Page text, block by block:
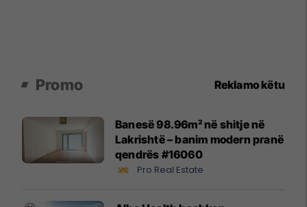
Promo Reklamo këtu
Banesë 98.96m² në shitje në
Lakrishtë – banim modern pranë
qendrës #16060
Pro Real Estate